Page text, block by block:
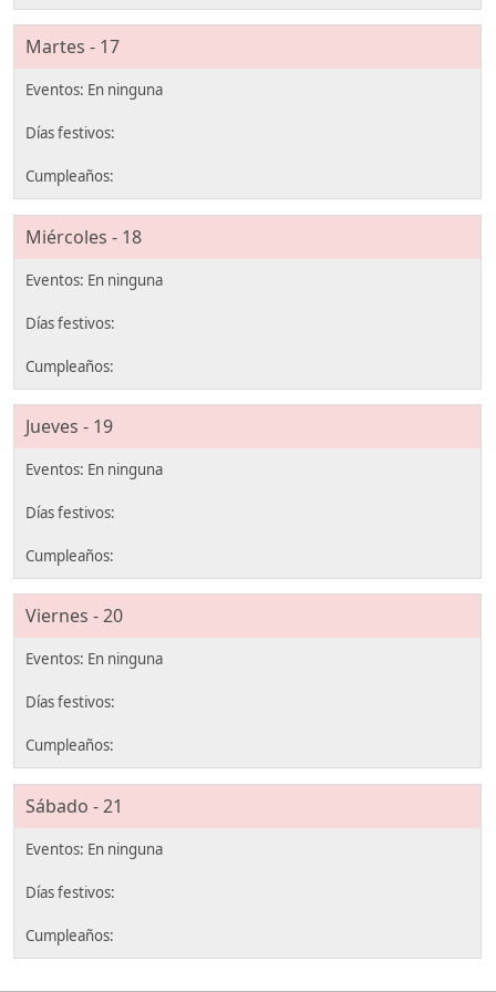
Martes - 17
Miércoles - 18
Jueves - 19
Viernes - 20
Sábado - 21